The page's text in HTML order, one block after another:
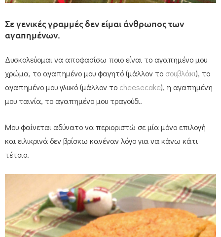
Σε γενικές γραμμές δεν είμαι άνθρωπος των
αγαπημένων.
Δυσκολεύομαι να αποφασίσω ποιο είναι το αγαπημένο μου
χρώμα, το αγαπημένο μου φαγητό (μάλλον το σουβλάκι), το
αγαπημένο μου γλυκό (μάλλον το cheesecake), η αγαπημένη
μου ταινία, το αγαπημένο μου τραγούδι.
Μου φαίνεται αδύνατο να περιοριστώ σε μία μόνο επιλογή
και ειλικρινά δεν βρίσκω κανέναν λόγο για να κάνω κάτι
τέτοιο.